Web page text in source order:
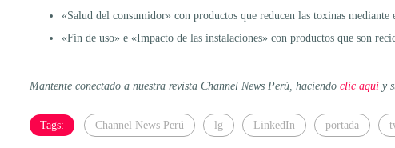
«Salud del consumidor» con productos que reducen las toxinas
«Fin de uso» e «Impacto de las instalaciones» con productos que son
Mantente conectado a nuestra revista Channel News Perú, haciendo clic aquíy
Tags: Channel News Perú lg LinkedIn portada